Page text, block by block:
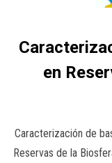
en
Caracterización de
Reservas de la